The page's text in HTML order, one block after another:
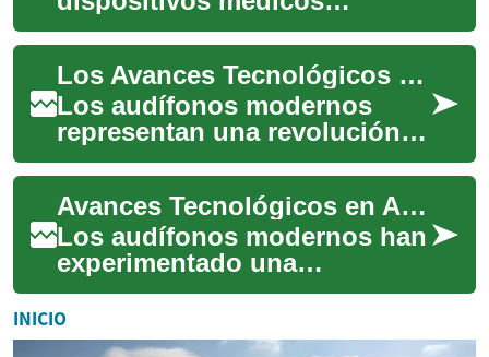
diseñados para ayudar a las
personas con pérdida
auditiva a mejorar su
capacid...
Los Avances Tecnológicos en Audífonos Modernos: Una Guía Completa
Los audífonos modernos
representan una revolución
en la tecnología de asistencia
auditiva, combinando
innovación digi...
Avances Tecnológicos en Audífonos: Una Guía Completa
Los audífonos modernos han
experimentado una
transformación
revolucionaria gracias a la
tecnología digital y la conec...
INICIO